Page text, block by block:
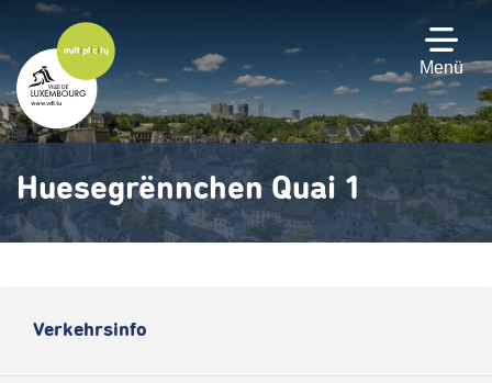
Hauptinhalt
gehen
Menü
Huesegrënnchen Quai 1
Verkehrsinfo